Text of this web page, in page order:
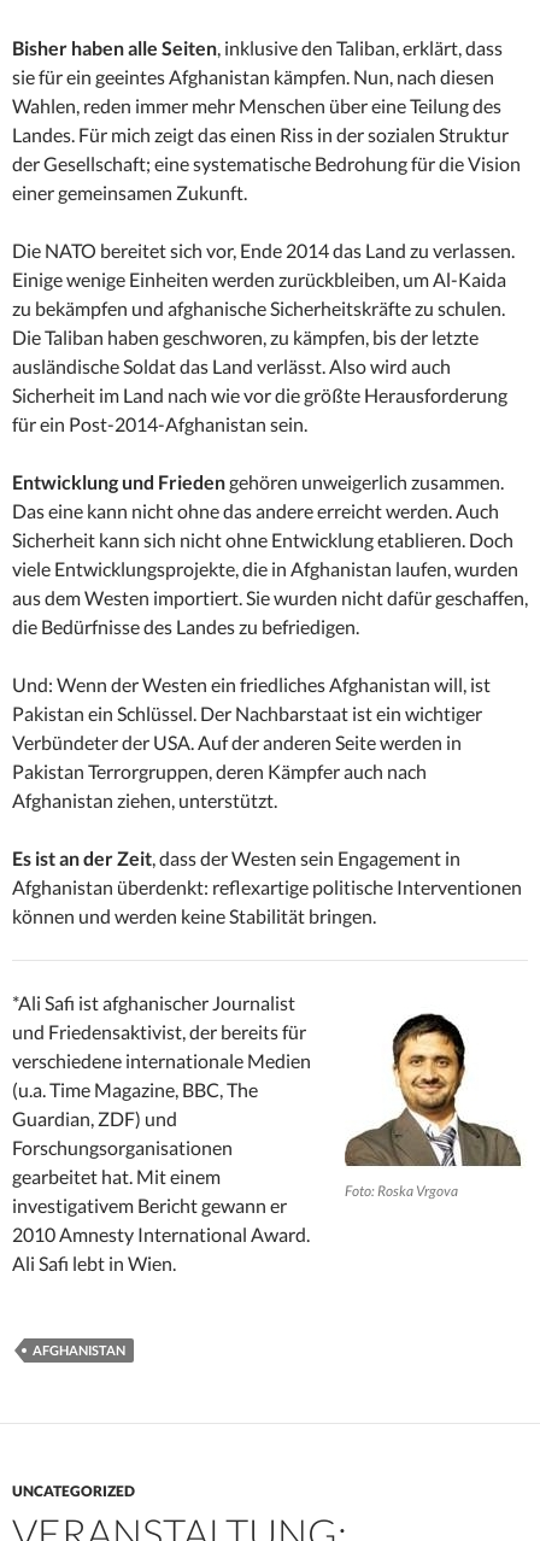
Bisher haben alle Seiten, inklusive den Taliban, erklärt, dass
sie für ein geeintes Afghanistan kämpfen. Nun, nach diesen
Wahlen, reden immer mehr Menschen über eine Teilung des
Landes. Für mich zeigt das einen Riss in der sozialen Struktur
der Gesellschaft; eine systematische Bedrohung für die Vision
einer gemeinsamen Zukunft.
Die NATO bereitet sich vor, Ende 2014 das Land zu verlassen.
Einige wenige Einheiten werden zurückbleiben, um Al-Kaida
zu bekämpfen und afghanische Sicherheitskräfte zu schulen.
Die Taliban haben geschworen, zu kämpfen, bis der letzte
ausländische Soldat das Land verlässt. Also wird auch
Sicherheit im Land nach wie vor die größte Herausforderung
für ein Post-2014-Afghanistan sein.
Entwicklung und Friedengehören unweigerlich zusammen.
Das eine kann nicht ohne das andere erreicht werden. Auch
Sicherheit kann sich nicht ohne Entwicklung etablieren. Doch
viele Entwicklungsprojekte, die in Afghanistan laufen, wurden
aus dem Westen importiert. Sie wurden nicht dafür geschaffen,
die Bedürfnisse des Landes zu befriedigen.
Und: Wenn der Westen ein friedliches Afghanistan will, ist
Pakistan ein Schlüssel. Der Nachbarstaat ist ein wichtiger
Verbündeter der USA. Auf der anderen Seite werden in
Pakistan Terrorgruppen, deren Kämpfer auch nach
Afghanistan ziehen, unterstützt.
Es ist an der Zeit, dass der Westen sein Engagement in
Afghanistan überdenkt: reflexartige politische Interventionen
können und werden keine Stabilität bringen.
Foto: Roska Vrgova
*Ali Safi ist afghanischer Journalist
und Friedensaktivist, der bereits für
verschiedene internationale Medien
(u.a. Time Magazine, BBC, The
Guardian, ZDF) und
Forschungsorganisationen
gearbeitet hat. Mit einem
investigativem Bericht gewann er
2010 Amnesty International Award.
Ali Safi lebt in Wien.
AFGHANISTAN
UNCATEGORIZED